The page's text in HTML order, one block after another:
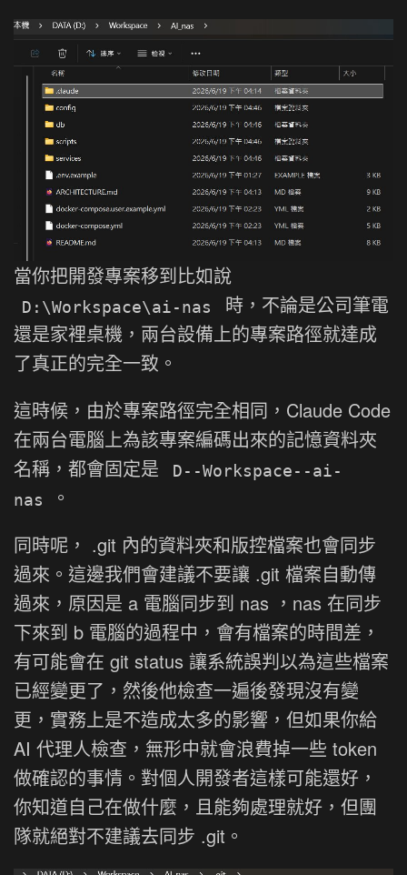
當你把開發專案移到比如說
D:\Workspace\ai-nas
時，不論是公司筆電
還是家裡桌機，兩台設備上的專案路徑就達成
了真正的完全一致。
這時候，由於專案路徑完全相同，Claude Code
在兩台電腦上為該專案編碼出來的記憶資料夾
名稱，都會固定是
D--Workspace--ai-
nas
。
同時呢， .git 內的資料夾和版控檔案也會同步
過來。這邊我們會建議不要讓 .git 檔案自動傳
過來，原因是 a 電腦同步到 nas ，nas 在同步
下來到 b 電腦的過程中，會有檔案的時間差，
有可能會在 git status 讓系統誤判以為這些檔案
已經變更了，然後他檢查一遍後發現沒有變
更，實務上是不造成太多的影響，但如果你給
AI 代理人檢查，無形中就會浪費掉一些 token
做確認的事情。對個人開發者這樣可能還好，
你知道自己在做什麼，且能夠處理就好，但團
隊就絕對不建議去同步 .git。